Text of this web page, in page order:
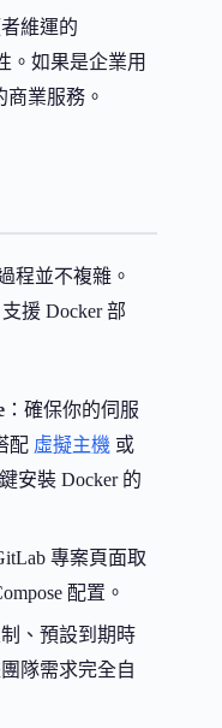
者維運的
。如果是企業用
業服務。
程並不複雜。
支援 Docker 部
：確保你的伺服
配 虛擬主機 或
安裝 Docker 的
專案頁面取
配置。
、預設到期時
隊需求完全自